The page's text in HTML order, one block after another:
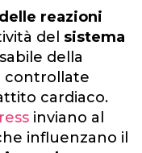
reazioni
del sistema
della
controllate
cardiaco.
inviano al
influenzano il